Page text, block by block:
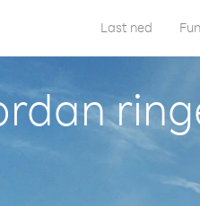
Last ned